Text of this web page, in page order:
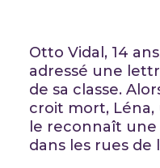
Otto Vidal, 14
adressé une
de sa classe.
croit mort, Léna,
le reconnaît
dans les rues de